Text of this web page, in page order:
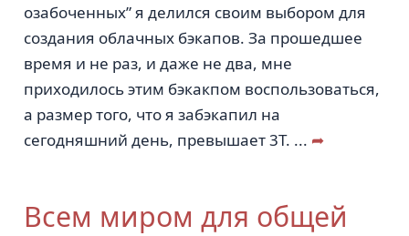
озабоченных” я делился своим выбором для
создания облачных бэкапов. За прошедшее
время и не раз, и даже не два, мне
приходилось этим бэкакпом воспользоваться,
а размер того, что я забэкапил на
сегодняшний день, превышает 3Т. ... ➦
Всем миром для общей